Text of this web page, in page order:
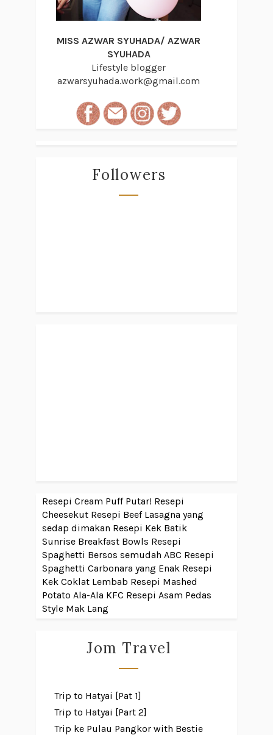
MISS AZWAR SYUHADA/ AZWAR
SYUHADA
Lifestyle blogger
azwarsyuhada.work@gmail.com
Followers
Resepi Cream Puff Putar! Resepi
Cheesekut Resepi Beef Lasagna yang
sedap dimakan Resepi Kek Batik
Sunrise Breakfast Bowls Resepi
Spaghetti Bersos semudah ABC Resepi
Spaghetti Carbonara yang Enak Resepi
Kek Coklat Lembab Resepi Mashed
Potato Ala-Ala KFC Resepi Asam Pedas
Style Mak Lang
Jom Travel
Trip to Hatyai [Pat 1]
Trip to Hatyai [Part 2]
Trip ke Pulau Pangkor with Bestie